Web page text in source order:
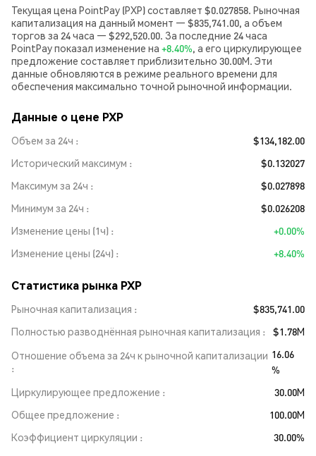
Текущая цена PointPay (PXP) составляет $0.027858. Рыночная
капитализация на данный момент — $835,741.00, а объем
торгов за 24 часа — $292,520.00. За последние 24 часа
PointPay показал изменение на +8.40%, а его циркулирующее
предложение составляет приблизительно 30.00M. Эти
данные обновляются в режиме реального времени для
обеспечения максимально точной рыночной информации.
Данные о цене PXP
Объем за 24ч
$134,182.00
Исторический максимум
$0.132027
Максимум за 24ч
$0.027898
Минимум за 24ч
$0.026208
Изменение цены (1ч)
+0.00%
Изменение цены (24ч)
+8.40%
Статистика рынка PXP
Рыночная капитализация
$835,741.00
Полностью разводнённая рыночная капитализация
$1.78M
Отношение объема за 24ч к рыночной капитализации 16.06
%
Циркулирующее предложение
30.00M
Общее предложение
100.00M
Коэффициент циркуляции
30.00%